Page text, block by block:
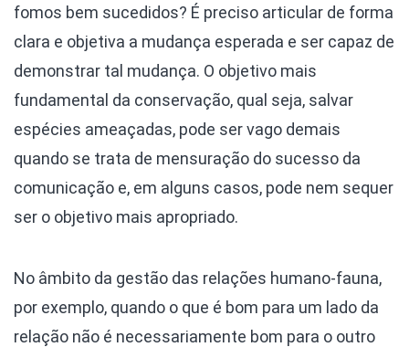
fomos bem sucedidos? É preciso articular de forma
clara e objetiva a mudança esperada e ser capaz de
demonstrar tal mudança. O objetivo mais
fundamental da conservação, qual seja, salvar
espécies ameaçadas, pode ser vago demais
quando se trata de mensuração do sucesso da
comunicação e, em alguns casos, pode nem sequer
ser o objetivo mais apropriado.
No âmbito da gestão das relações humano-fauna,
por exemplo, quando o que é bom para um lado da
relação não é necessariamente bom para o outro